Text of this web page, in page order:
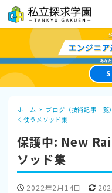
ホーム ブログ（技術記事一覧）
く使うメソッド集
保護中: New
ソッド集
投稿日
2022年2月14日 更